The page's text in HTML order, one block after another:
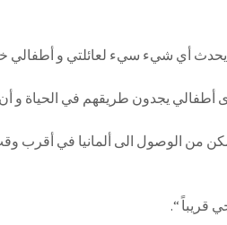
يحدث أي شيء سيء لعائلتي و أطفالي
أطفالي يجدون طريقهم في الحياة و أن
من الوصول الى ألمانيا في أقرب
قريباً “.